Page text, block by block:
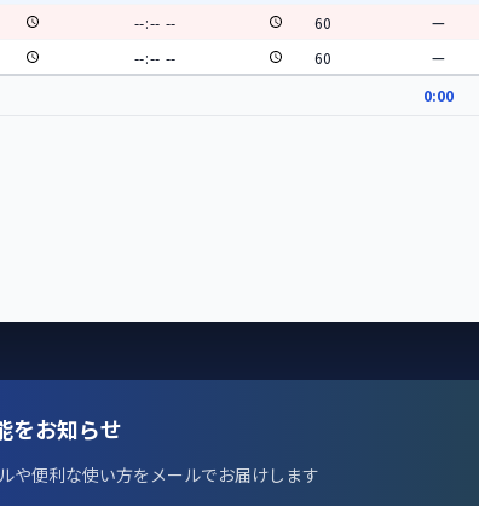
—
—
0:00
をお知らせ
や便利な使い方をメールでお届けします